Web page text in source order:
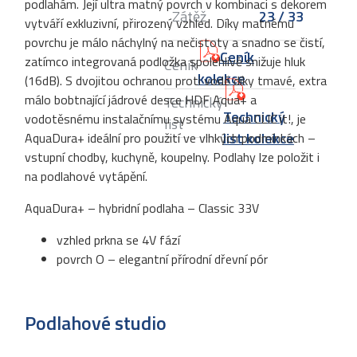
Zátěž 23 / 33
Ceník
Ceník
kolekce
Technický
list
Technický
list kolekce
podlahám. Její ultra matný povrch v kombinaci s dekorem
vytváří exkluzivní, přirozený vzhled. Díky matnému
povrchu je málo náchylný na nečistoty a snadno se čistí,
zatímco integrovaná podložka spolehlivě snižuje hluk
(16dB). S dvojitou ochranou proti vodě díky tmavé, extra
málo bobtnající jádrové desce HDF Aqua+ a
vodotěsnému instalačnímu systému Aqua CLIC it!, je
AquaDura+ ideální pro použití ve vlhkých podmínkách –
vstupní chodby, kuchyně, koupelny. Podlahy lze položit i
na podlahové vytápění.
AquaDura+ – hybridní podlaha – Classic 33V
vzhled prkna se 4V fází
povrch O – elegantní přírodní dřevní pór
Podlahové studio